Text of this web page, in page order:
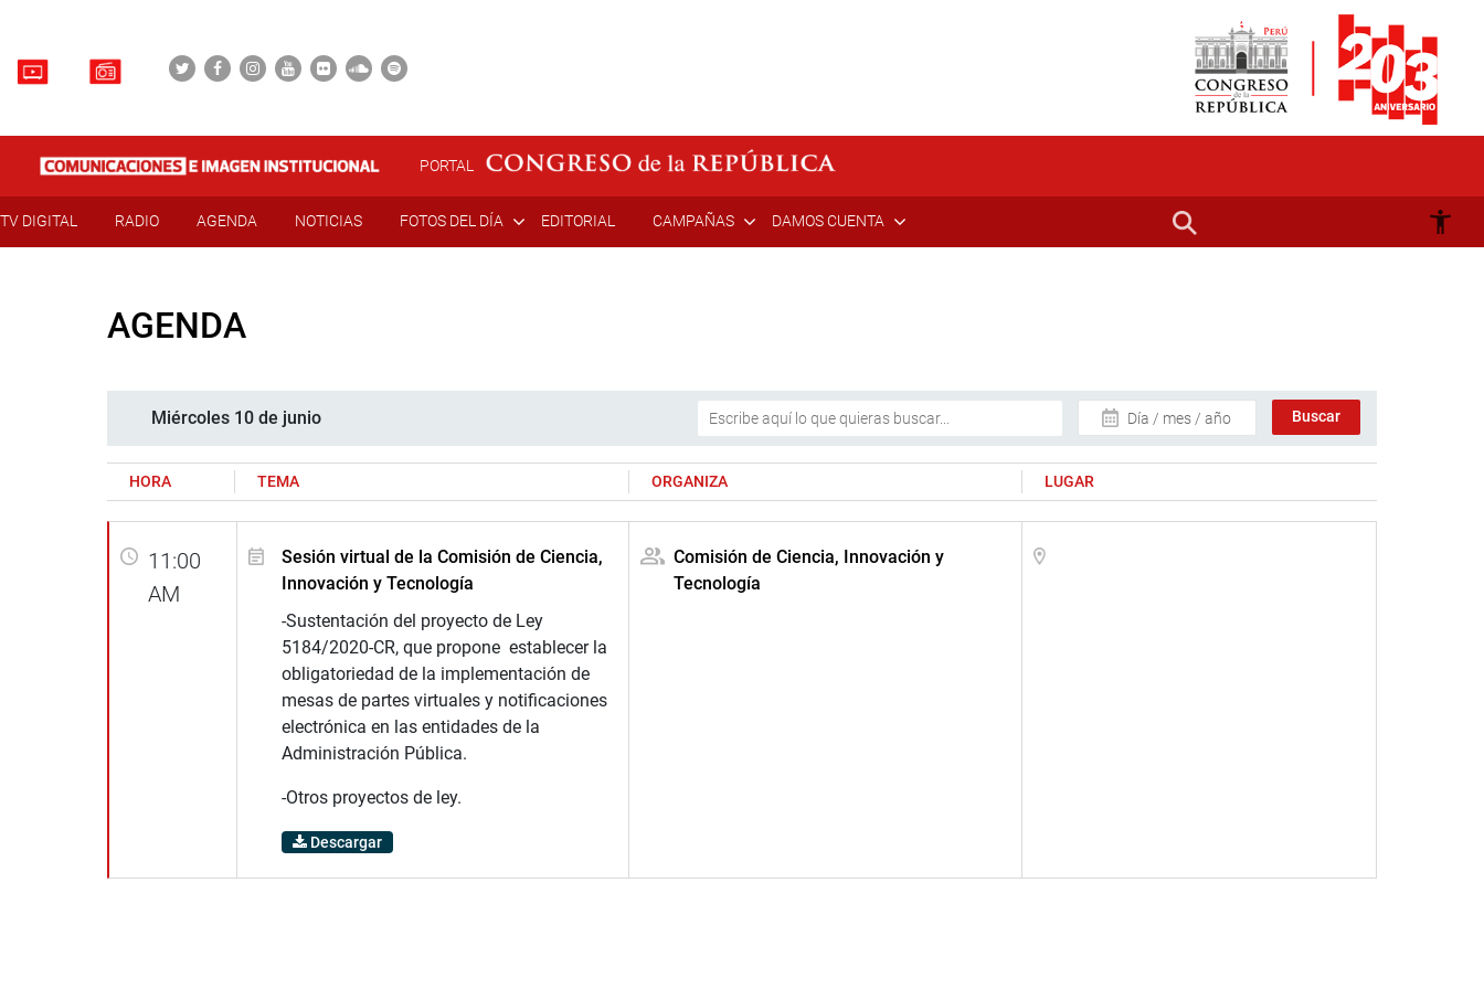
PORTAL
TV DIGITAL RADIO AGENDA NOTICIAS FOTOS DEL DÍA EDITORIAL CAMPAÑAS DAMOS CUENTA
AGENDA
Miércoles 10 de junio Día / mes / año
HORA TEMA ORGANIZA LUGAR
11:00
AM
Sesión virtual de la Comisión de Ciencia,
Innovación y Tecnología
-Sustentación del proyecto de Ley
5184/2020-CR, que propone establecer la
obligatoriedad de la implementación de
mesas de partes virtuales y notificaciones
electrónica en las entidades de la
Administración Pública.
-Otros proyectos de ley.
Descargar
Comisión de Ciencia, Innovación y
Tecnología